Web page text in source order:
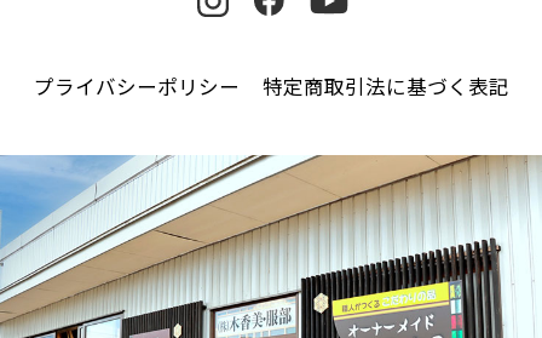
プライバシーポリシー 特定商取引法に基づく表記